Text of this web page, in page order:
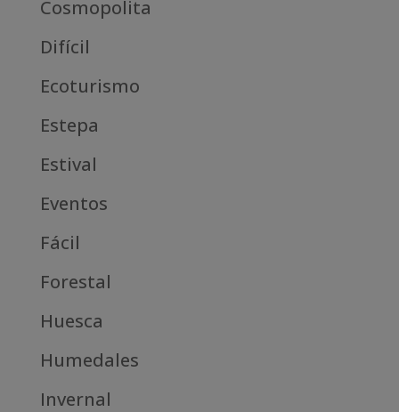
Cosmopolita
Difícil
Ecoturismo
Estepa
Estival
Eventos
Fácil
Forestal
Huesca
Humedales
Invernal